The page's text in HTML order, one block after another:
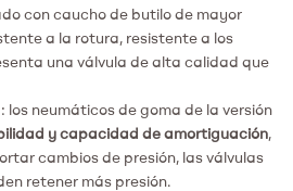
con caucho de butilo de mayor
a la rotura, resistente a los
una válvula de alta calidad que
los neumáticos de goma de la versión
y capacidad de amortiguación,
cambios de presión, las válvulas
retener más presión.